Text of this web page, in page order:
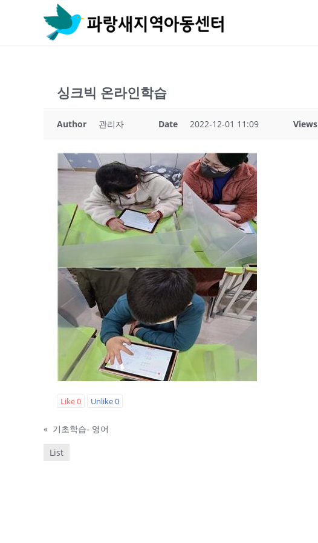
싱크빅 온라인학습
Author 관리자 Date 2022-12-01 11:09 Views
Like0 Unlike0
« 기초학습- 영어
List